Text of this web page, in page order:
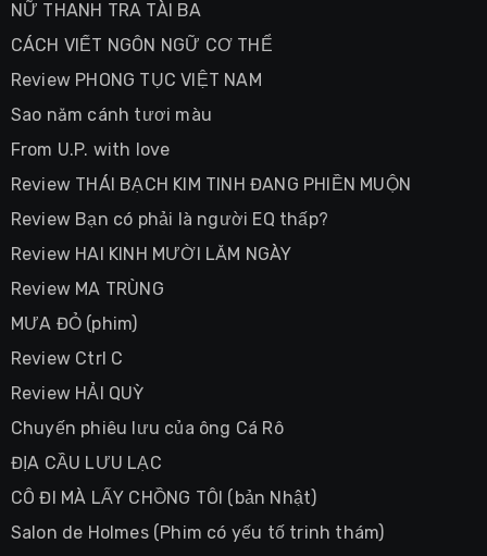
NỮ THANH TRA TÀI BA
CÁCH VIẾT NGÔN NGỮ CƠ THỂ
Review PHONG TỤC VIỆT NAM
Sao năm cánh tươi màu
From U.P. with love
Review THÁI BẠCH KIM TINH ĐANG PHIỀN MUỘN
Review Bạn có phải là người EQ thấp?
Review HAI KINH MƯỜI LĂM NGÀY
Review MA TRÙNG
MƯA ĐỎ (phim)
Review Ctrl C
Review HẢI QUỲ
Chuyến phiêu lưu của ông Cá Rô
ĐỊA CẦU LƯU LẠC
CÔ ĐI MÀ LẤY CHỒNG TÔI (bản Nhật)
Salon de Holmes (Phim có yếu tố trinh thám)